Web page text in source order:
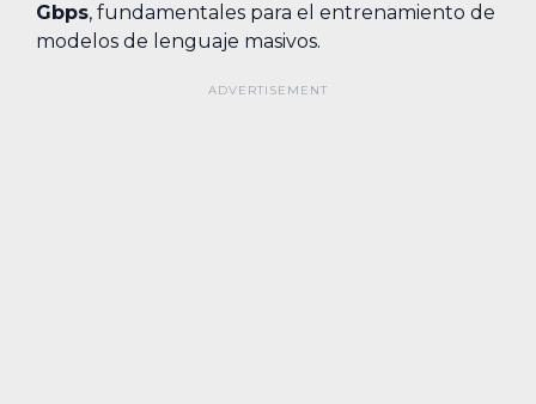
Gbps, fundamentales para el entrenamiento de
modelos de lenguaje masivos.